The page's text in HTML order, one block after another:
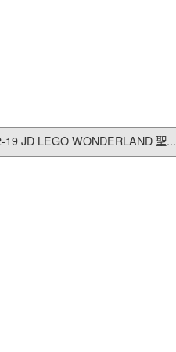
19 JD LEGO WONDERLAND 聖...